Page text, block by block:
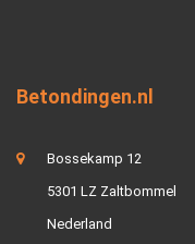
Betondingen.nl
Bossekamp 12
5301 LZ Zaltbommel
Nederland